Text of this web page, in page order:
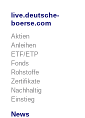
live.deutsche-
boerse.com
Aktien
Anleihen
ETF/ETP
Fonds
Rohstoffe
Zertifikate
Nachhaltig
Einstieg
News